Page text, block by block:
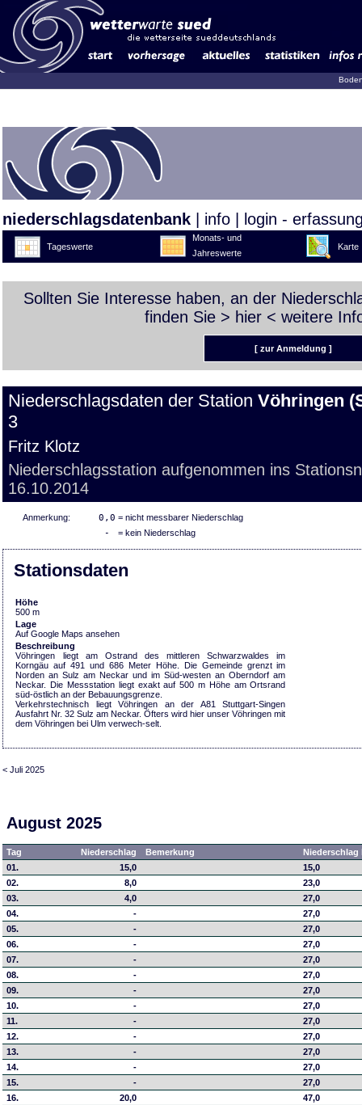
niederschlagsdatenbank info login -
Tageswerte
Monats- und
Jahreswerte
Karte
Sollten Sie Interesse haben, an der
finden Sie > hier < weitere
[ zur Anmeldung ]
Niederschlagsdaten der Station Vöhringen
3
Fritz Klotz
Niederschlagsstation aufgenommen ins
16.10.2014
Anmerkung: 0,0 = nicht messbarer Niederschlag
- = kein Niederschlag
Stationsdaten
Höhe
500 m
Lage
Auf Google Maps ansehen
Beschreibung
Vöhringen liegt am Ostrand des mittleren Schwarzwaldes im
Korngäu auf 491 und 686 Meter Höhe. Die Gemeinde grenzt im
Norden an Sulz am Neckar und im Süd-westen an Oberndorf am
Neckar. Die Messstation liegt exakt auf 500 m Höhe am Ortsrand
süd-östlich an der Bebauungsgrenze.
Verkehrstechnisch liegt Vöhringen an der A81 Stuttgart-Singen
Ausfahrt Nr. 32 Sulz am Neckar. Öfters wird hier unser Vöhringen mit
dem Vöhringen bei Ulm verwech-selt.
< Juli 2025
August 2025
Tag Niederschlag Bemerkung
01.
15,0
15,0
02.
8,0
23,0
03.
4,0
27,0
04.
-
27,0
05.
-
27,0
06.
-
27,0
07.
-
27,0
08.
-
27,0
09.
-
27,0
10.
-
27,0
11.
-
27,0
12.
-
27,0
13.
-
27,0
14.
-
27,0
15.
-
27,0
16.
20,0
47,0